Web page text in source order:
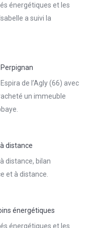
énergétiques et les
a suivi la
de l’Agly (66) avec
un immeuble
distance
distance, bilan
et à distance.
énergétiques
énergétiques et les